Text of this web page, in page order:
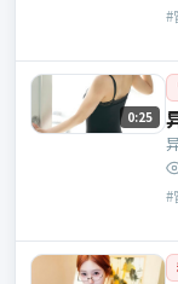
#
0:25
#